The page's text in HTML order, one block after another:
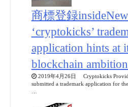
商標登録
‘cryptokicks’
application hints at
blockchain
2019年4月26日 Cryptokicks
submitted a trademark application for